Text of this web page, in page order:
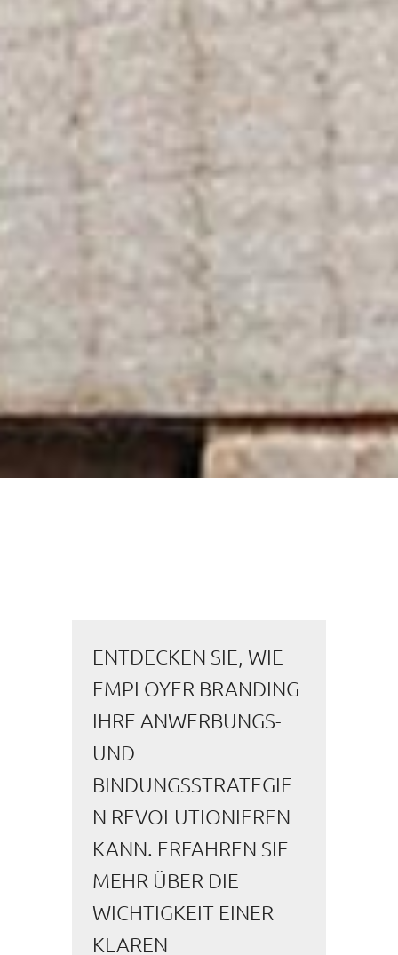
ENTDECKEN SIE, WIE
EMPLOYER BRANDING
IHRE ANWERBUNGS-
UND
BINDUNGSSTRATEGIE
N REVOLUTIONIEREN
KANN. ERFAHREN SIE
MEHR ÜBER DIE
WICHTIGKEIT EINER
KLAREN